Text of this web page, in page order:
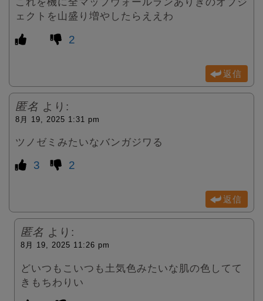
ェクトを山盛り増やしたらええわ
2
返信
匿名 より:
8月 19, 2025 1:31 pm
ツノゼミみたいなバンガジワる
3 2
返信
匿名 より:
8月 19, 2025 11:26 pm
どいつもこいつも土気色みたいな肌の色してて
きもちわりい